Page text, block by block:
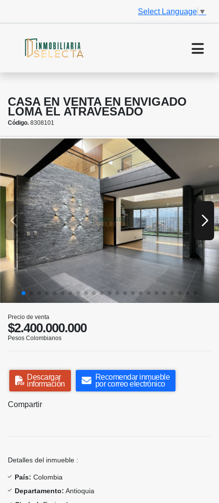
Select Language ▼
CASA EN VENTA EN ENVIGADO
LOMA EL ATRAVESADO
Código. 8308101
Precio de venta
$2.400.000.000
Pesos Colombianos
Descargar
información
Recomendar inmueble
por correo electrónico
Compartir
Detalles del inmueble :
País: Colombia
Departamento: Antioquia